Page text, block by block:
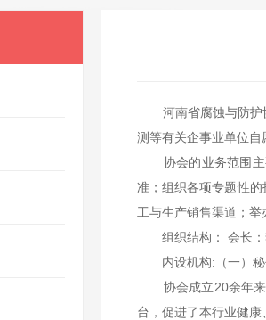
河南省腐蚀与防护协
测等有关企事业单位自
协会的业务范围主
准；组织各项专题性
工与生产销售渠道；
组织结构： 会长：
内设机构:（一）秘
协会成立20余年来
台，促进了本行业健康